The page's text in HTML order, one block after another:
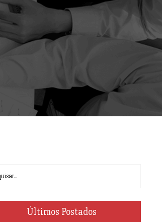
Últimos Postados